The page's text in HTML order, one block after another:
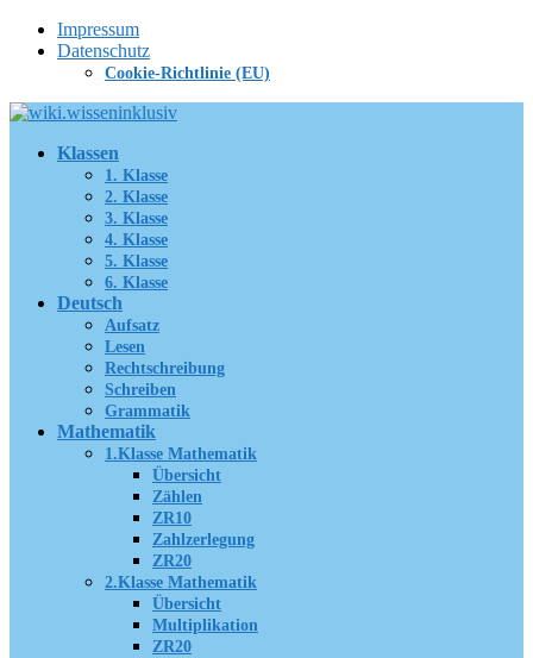
Zum
Inhalt
Impressum
Datenschutz
Cookie-Richtlinie (EU)
Klassen
1. Klasse
2. Klasse
3. Klasse
4. Klasse
5. Klasse
6. Klasse
Deutsch
Aufsatz
Lesen
Rechtschreibung
Schreiben
Grammatik
Mathematik
1.Klasse Mathematik
Übersicht
Zählen
ZR10
Zahlzerlegung
ZR20
2.Klasse Mathematik
Übersicht
Multiplikation
ZR20